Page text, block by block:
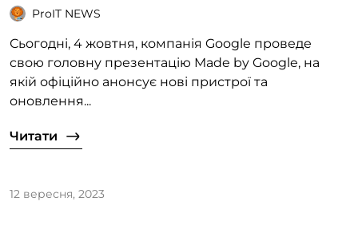
ProIT NEWS
Сьогодні, 4 жовтня, компанія Google проведе
свою головну презентацію Made by Google, на
якій офіційно анонсує нові пристрої та
оновлення...
Читати
12 вересня, 2023